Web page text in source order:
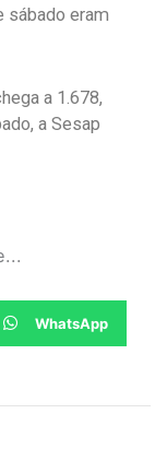
sábado eram
a 1.678,
a Sesap
WhatsApp